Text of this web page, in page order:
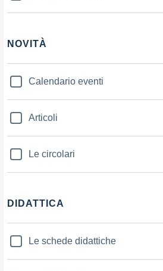
NOVITÀ
Calendario eventi
Articoli
Le circolari
DIDATTICA
Le schede didattiche